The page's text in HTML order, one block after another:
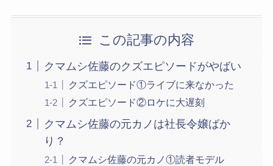
この記事の内容
クマムシ佐藤のクズエピソードがやばい
クズエピソード①ライブに来なかった
クズエピソード②ロケに大遅刻
クマムシ佐藤の元カノは社長令嬢ばか
り？
クマムシ佐藤の元カノ①読者モデル